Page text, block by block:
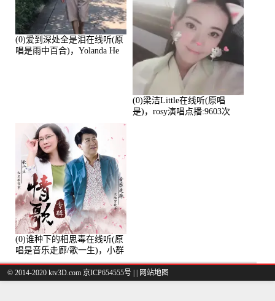
(0)爱到深处全是泪在线听(原
唱是雨中百合)，Yolanda He
(0)梁洁Little在线听(原唱
是)，rosy演唱点播:9603次
(0)谁种下的相思毒在线听(原
唱是音乐走廊/歌一生)，小群
演唱点播:8975次
© 2014-2020 ktv3D.com 京ICP654555号 | | 网站地图